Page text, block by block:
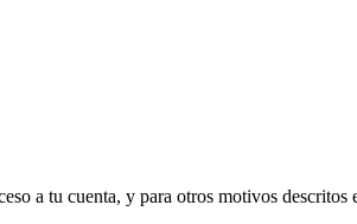
a tu cuenta, y para otros motivos descritos